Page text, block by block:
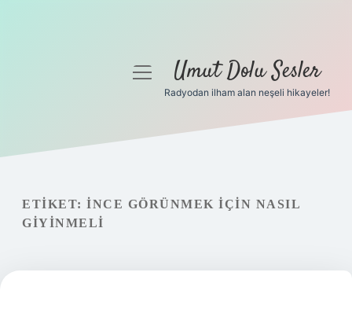
Gizlilik Politikası
Hakkımızda
menüyüUmut Dolu Sesler
Radyodan ilham alan neşeli hikayeler!
ETIKET: İNCE GÖRÜNMEK IÇIN NASIL
GIYINMELI